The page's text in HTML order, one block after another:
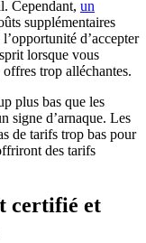
Cependant, un
supplémentaires
d’accepter
lorsque vous
trop alléchantes.
plus bas que les
signe d’arnaque. Les
de tarifs trop bas pour
des tarifs
certifié et